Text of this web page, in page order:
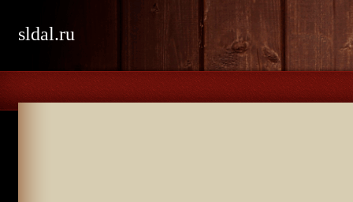
sldal.ru